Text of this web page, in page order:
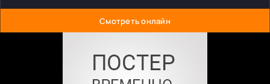
Смотреть онлайн